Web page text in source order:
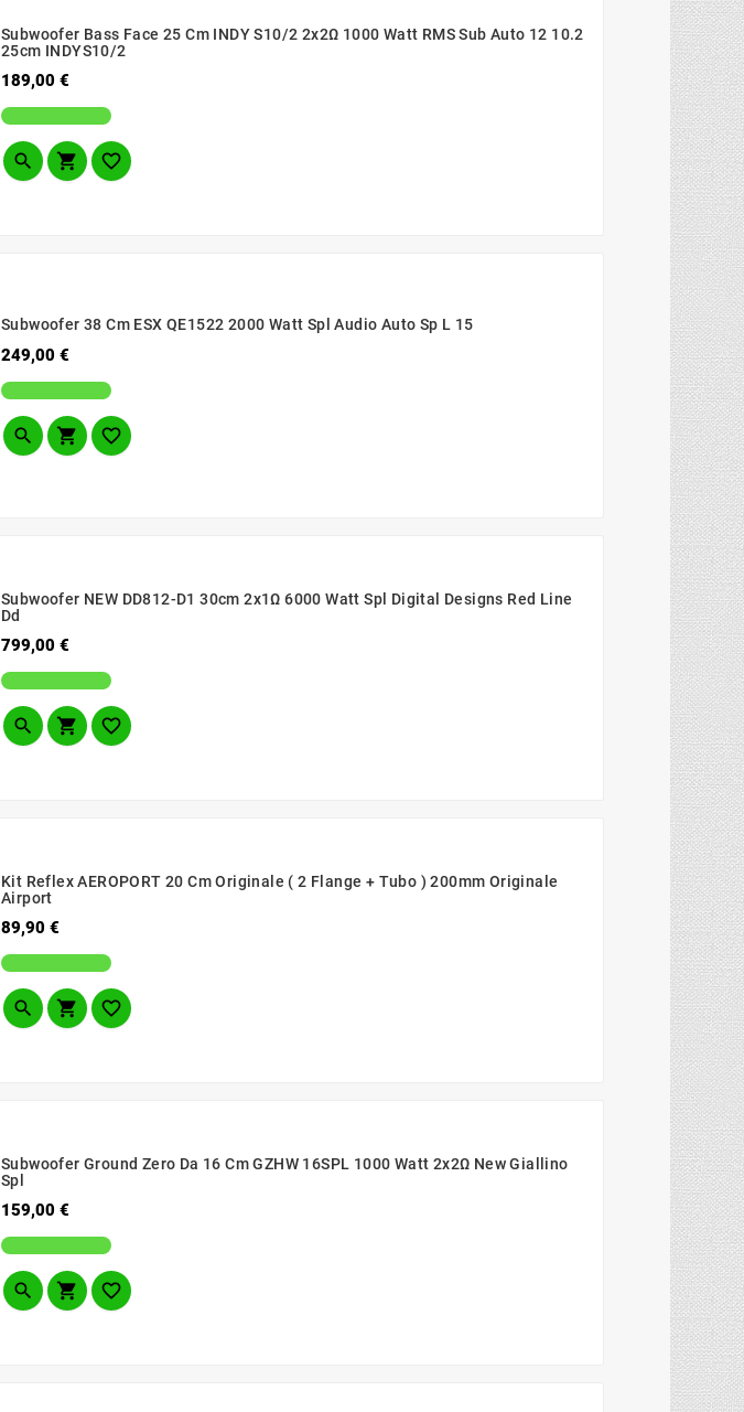
Subwoofer Bass Face 25 Cm INDY S10/2 2x2Ω 1000 Watt RMS Sub Auto 12 10.2
25cm INDYS10/2
189,00 €Prezzo
  
Subwoofer 38 Cm ESX QE1522 2000 Watt Spl Audio Auto Sp L 15
249,00 €Prezzo
  
Subwoofer NEW DD812-D1 30cm 2x1Ω 6000 Watt Spl Digital Designs Red Line
Dd
799,00 €Prezzo
  
Kit Reflex AEROPORT 20 Cm Originale ( 2 Flange + Tubo ) 200mm Originale
Airport
89,90 €Prezzo
  
Subwoofer Ground Zero Da 16 Cm GZHW 16SPL 1000 Watt 2x2Ω New Giallino
Spl
159,00 €Prezzo
  